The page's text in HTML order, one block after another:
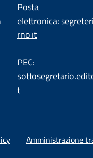
Posta
elettronica:
rno.it
PEC:
t
Amministrazione